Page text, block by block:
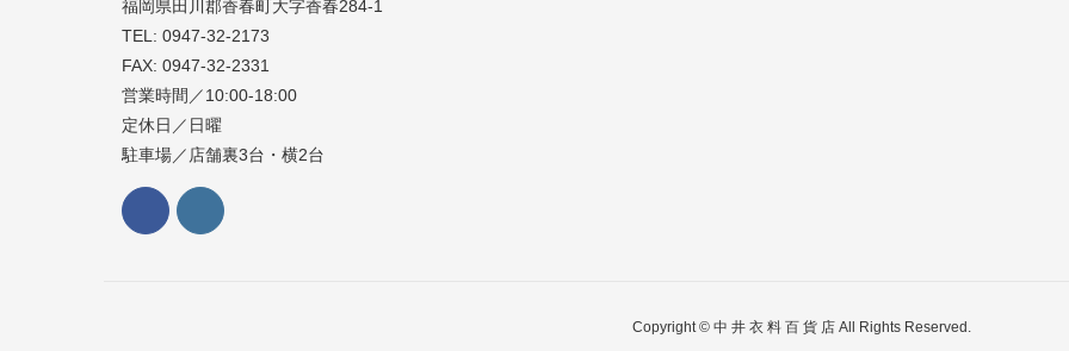
福岡県田川郡香春町大字香春284-1
TEL: 0947-32-2173
FAX: 0947-32-2331
営業時間／10:00-18:00
定休日／日曜
駐車場／店舗裏3台・横2台
Copyright © 中 井 衣 料 百 貨 店 All Rights Reserved.